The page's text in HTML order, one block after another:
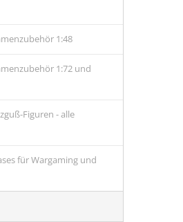
1:48
1:72 und
Figuren - alle
für Wargaming und